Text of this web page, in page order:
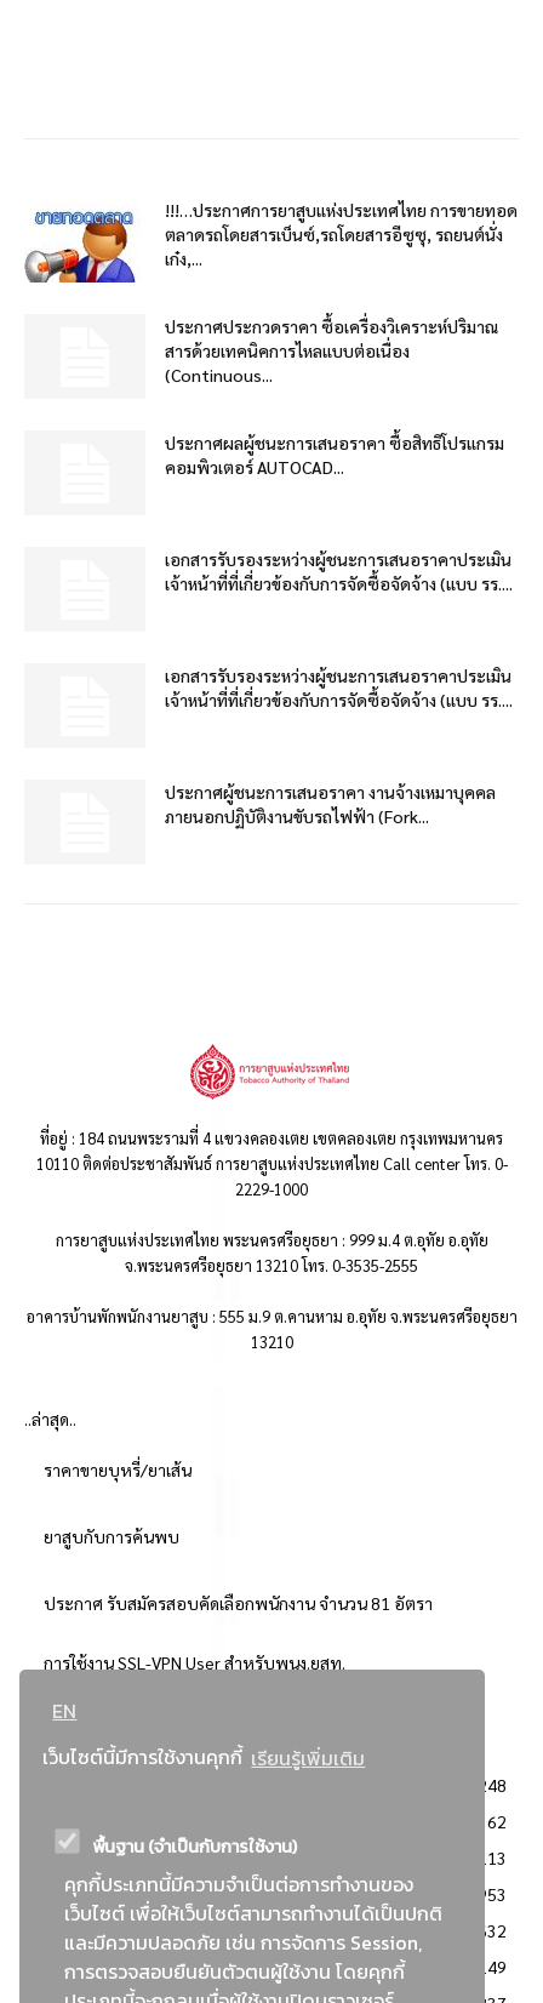
EN
เว็บไซต์นี้มีการใช้งานคุกกี้ เรียนรู้เพิ่มเติม
พื้นฐาน (จำเป็นกับการใช้งาน)
คุกกี้ประเภทนี้มีความจำเป็นต่อการทำงานของ
เว็บไซต์ เพื่อให้เว็บไซต์สามารถทำงานได้เป็นปกติ
และมีความปลอดภัย เช่น การจัดการ Session,
การตรวจสอบยืนยันตัวตนผู้ใช้งาน โดยคุกกี้
!!!…ประกาศการยาสูบแห่งประเทศไทย การขายทอด
ตลาดรถโดยสารเบ็นซ์,รถโดยสารอีซูซุ, รถยนต์นั่ง
เก๋ง,...
ประกาศประกวดราคา ซื้อเครื่องวิเคราะห์ปริมาณ
สารด้วยเทคนิคการไหลแบบต่อเนื่อง
(Continuous...
ประกาศผลผู้ชนะการเสนอราคา ซื้อสิทธิโปรแกรม
คอมพิวเตอร์ AUTOCAD...
เอกสารรับรองระหว่างผู้ชนะการเสนอราคาประเมิน
เจ้าหน้าที่ที่เกี่ยวข้องกับการจัดซื้อจัดจ้าง (แบบ รร....
เอกสารรับรองระหว่างผู้ชนะการเสนอราคาประเมิน
เจ้าหน้าที่ที่เกี่ยวข้องกับการจัดซื้อจัดจ้าง (แบบ รร....
ประกาศผู้ชนะการเสนอราคา งานจ้างเหมาบุคคล
ภายนอกปฏิบัติงานขับรถไฟฟ้า (Fork...
ที่อยู่ : 184 ถนนพระรามที่ 4 แขวงคลองเตย เขตคลองเตย กรุงเทพมหานคร
10110 ติดต่อประชาสัมพันธ์ การยาสูบแห่งประเทศไทย Call center โทร. 0-
2229-1000
การยาสูบแห่งประเทศไทย พระนครศรีอยุธยา : 999 ม.4 ต.อุทัย อ.อุทัย
จ.พระนครศรีอยุธยา 13210 โทร. 0-3535-2555
อาคารบ้านพักพนักงานยาสูบ : 555 ม.9 ต.คานหาม อ.อุทัย จ.พระนครศรีอยุธยา
13210
..ล่าสุด..
ราคาขายบุหรี่/ยาเส้น
ยาสูบกับการค้นพบ
ประกาศ รับสมัครสอบคัดเลือกพนักงาน จำนวน 81 อัตรา
การใช้งาน SSL-VPN User สำหรับพนง.ยสท.
..ยอดนิยม..
3248
2362
: วิธีเฉพาะเจาะจง
2113
ข่าวสาร/ประกาศ
1953
: เอกสารส่งเสริมความโปร่งใสในการจัดซื้อจัดจ้าง
1632
ข่าวสารจัดซื้อจัดจ้าง
1149